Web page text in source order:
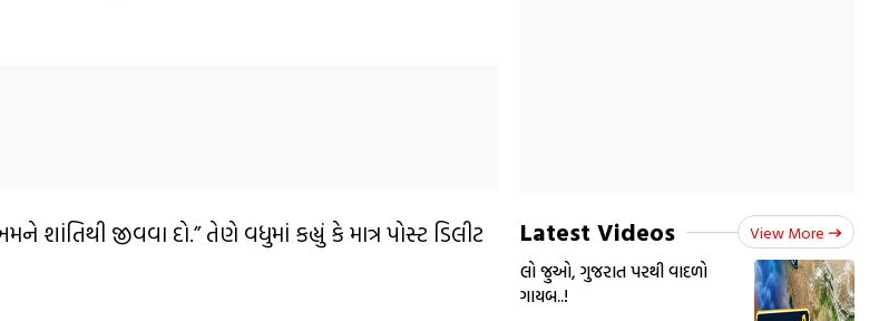
શાંતિથી જીવવા દો.” તેણે વધુમાં કહ્યું કે માત્ર પોસ્ટ ડિલીટ
Latest Videos View More
લો જુઓ, ગુજરાત પરથી વાદળો
ગાયબ..!